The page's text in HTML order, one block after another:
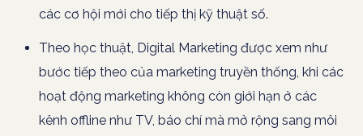
các cơ hội mới cho tiếp thị kỹ thuật số.
Theo học thuật, Digital Marketing được xem như
bước tiếp theo của marketing truyền thống, khi các
hoạt động marketing không còn giới hạn ở các
kênh offline như TV, báo chí mà mở rộng sang môi